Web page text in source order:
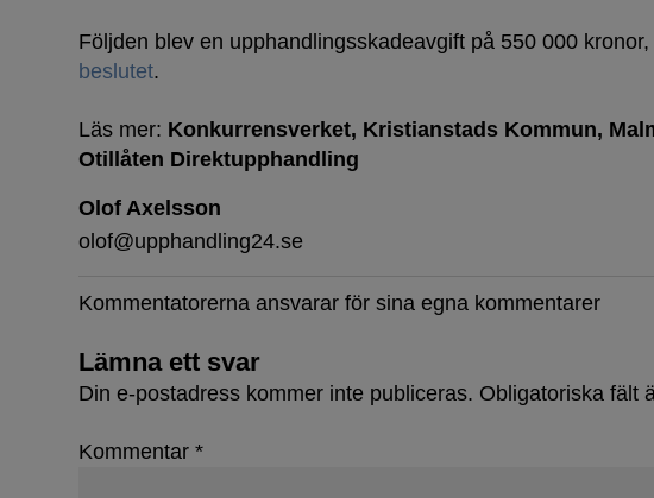
Följden blev en upphandlingsskadeavgift på 550 000
beslutet.
Läs mer: Konkurrensverket Kristianstads Kommun
Otillåten Direktupphandling
Olof Axelsson
olof@upphandling24.se
Kommentatorerna ansvarar för sina egna kommentarer
Lämna ett svar
Din e-postadress kommer inte publiceras. Obligatoriska fält
Kommentar *